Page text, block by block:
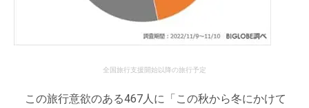
全国旅行支援開始以降の旅行予定
この旅行意欲のある467人に「この秋から冬にかけて